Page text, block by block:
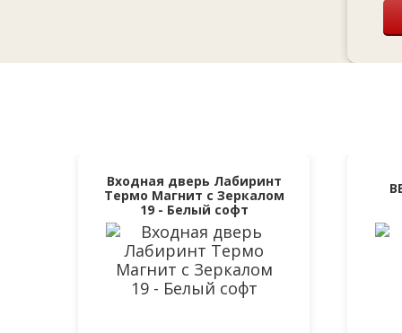
Входная дверь Лабиринт
Термо Магнит с Зеркалом
19 - Белый софт